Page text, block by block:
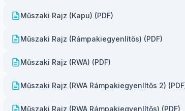
Műszaki Rajz (Kapu) (PDF)
Műszaki Rajz (Rámpakiegyenlítős) (PDF)
Műszaki Rajz (RWA) (PDF)
Műszaki Rajz (RWA Rámpakiegyenlítős 2)
Műszaki Rajz (RWA Rámpakiegyenlítős) (PDF)